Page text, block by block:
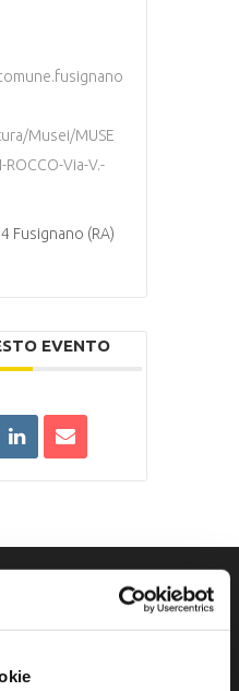
Musei/MUSE
ROCCO-Via-V.-
Fusignano (RA)
EVENTO